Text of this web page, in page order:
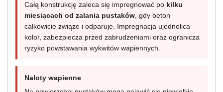
Całą konstrukcję zaleca się impregnować po kilku
miesiącach od zalania pustaków , gdy beton
całkowicie zwiąże i odparuje. Impregnacja ujednolica
kolor, zabezpiecza przed zabrudzeniami oraz ogranicza
ryzyko powstawania wykwitów wapiennych.
Naloty wapienne